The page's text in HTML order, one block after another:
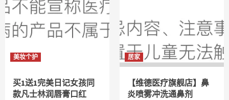
美妆个护
买1送1完美日记女孩同
款凡士林润唇膏口红
居家
【维德医疗旗舰店】鼻
炎喷雾冲洗通鼻剂